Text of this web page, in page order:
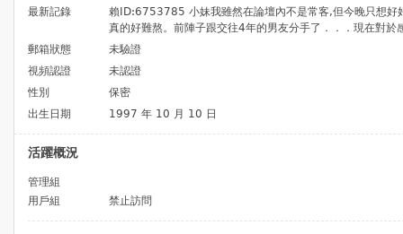
最新記錄
賴ID:6753785 小妹我雖然在論壇內不是常客,但今晚只想好
真的好難熬。前陣子跟交往4年的男友分手了．．．現在對
郵箱狀態
未驗證
視頻認證
未認證
性別
保密
出生日期
1997 年 10 月 10 日
活躍概況
管理組
用戶組
禁止訪問